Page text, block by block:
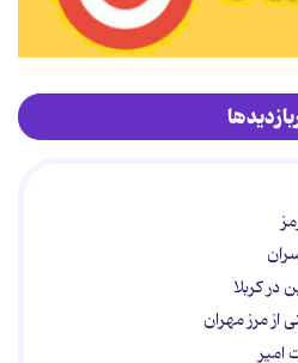
کربلا
از مرز مهران
امیر